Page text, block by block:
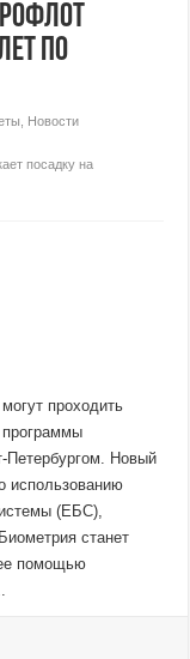
по
Новости
посадку на
проходить
программы
Новый
использованию
(ЕБС),
станет
помощью